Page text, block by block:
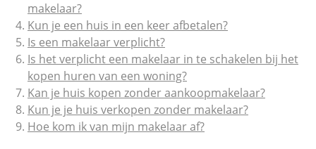
makelaar?
Kun je een huis in een keer afbetalen?
Is een makelaar verplicht?
Is het verplicht een makelaar in te schakelen bij het
kopen huren van een woning?
Kan je huis kopen zonder aankoopmakelaar?
Kun je je huis verkopen zonder makelaar?
Hoe kom ik van mijn makelaar af?